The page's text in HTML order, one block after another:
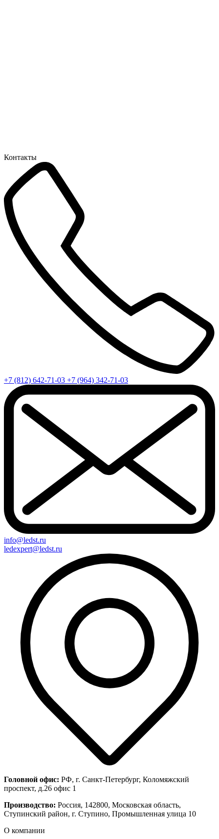
Контакты
+7 (812) 642-71-03 +7 (964) 342-71-03
info@ledst.ru
ledexpert@ledst.ru
Головной офис: РФ, г. Санкт-Петербург, Коломяжский
проспект, д.26 офис 1
Производство: Россия, 142800, Московская область,
Ступинский район, г. Ступино, Промышленная улица 10
О компании